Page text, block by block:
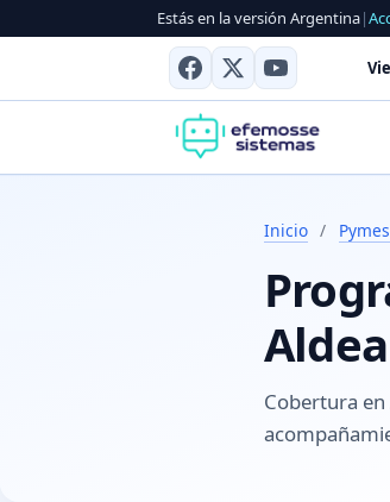
Estás en la versión Argentina|
Inicio /
Cobertura en